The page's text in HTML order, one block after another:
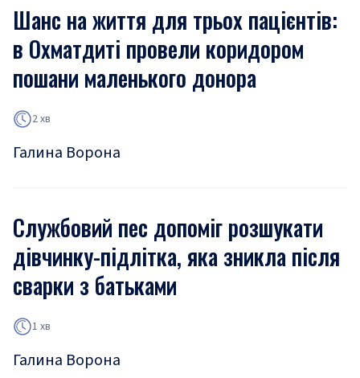
Шанс на життя для трьох пацієнтів:
в Охматдиті провели коридором
пошани маленького донора
2 хв
Галина Ворона
Службовий пес допоміг розшукати
дівчинку-підлітка, яка зникла після
сварки з батьками
1 хв
Галина Ворона